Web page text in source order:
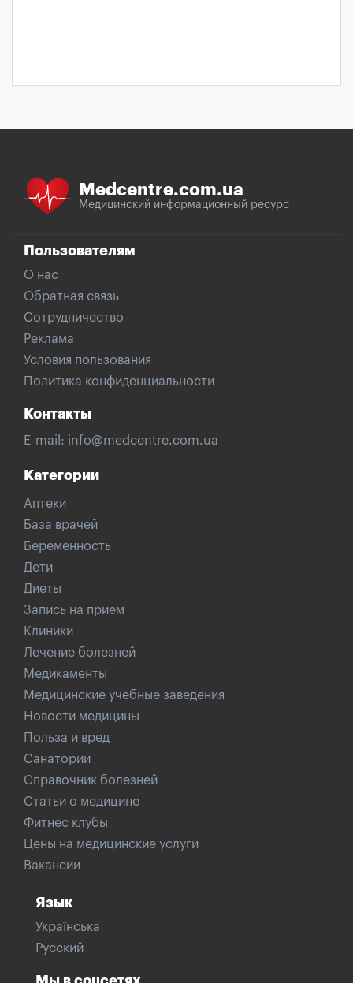
Medcentre.com.ua
Медицинский информационный ресурс
Пользователям
О нас
Обратная связь
Сотрудничество
Реклама
Условия пользования
Политика конфиденциальности
Контакты
E-mail: info@medcentre.com.ua
Категории
Аптеки
База врачей
Беременность
Дети
Диеты
Запись на прием
Клиники
Лечение болезней
Медикаменты
Медицинские учебные заведения
Новости медицины
Польза и вред
Санатории
Справочник болезней
Статьи о медицине
Фитнес клубы
Цены на медицинские услуги
Вакансии
Язык
Українська
Русский